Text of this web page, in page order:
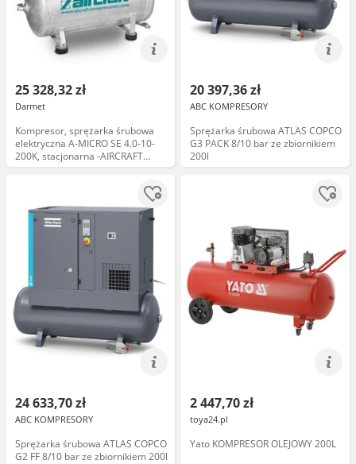
25 328,32 zł
Darmet
Kompresor, sprężarka śrubowa
elektryczna A-MICRO SE 4.0-10-
200K, stacjonarna -AIRCRAFT
2091654
20 397,36 zł
ABC KOMPRESORY
Sprężarka śrubowa ATLAS COPCO
G3 PACK 8/10 bar ze zbiornikiem
200l
24 633,70 zł
ABC KOMPRESORY
Sprężarka śrubowa ATLAS COPCO
G2 FF 8/10 bar ze zbiornikiem 200l
2 447,70 zł
toya24.pl
Yato KOMPRESOR OLEJOWY 200L